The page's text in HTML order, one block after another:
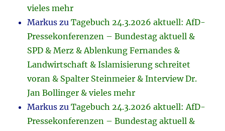
vieles mehr
Markus zuTagebuch 24.3.2026 aktuell: AfD-
Pressekonferenzen – Bundestag aktuell &
SPD & Merz & Ablenkung Fernandes &
Landwirtschaft & Islamisierung schreitet
voran & Spalter Steinmeier & Interview Dr.
Jan Bollinger & vieles mehr
Markus zuTagebuch 24.3.2026 aktuell: AfD-
Pressekonferenzen – Bundestag aktuell &